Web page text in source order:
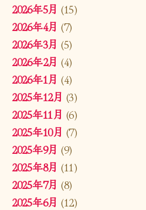
2026年5月 (15)
2026年4月 (7)
2026年3月 (5)
2026年2月 (4)
2026年1月 (4)
2025年12月 (3)
2025年11月 (6)
2025年10月 (7)
2025年9月 (9)
2025年8月 (11)
2025年7月 (8)
2025年6月 (12)